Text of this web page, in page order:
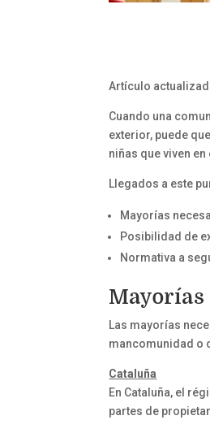
Artículo
Cuando una
exterior, puede
niñas que viven
Llegados a este
Mayorías
Posibilidad de
Normativa a
Mayorías
Las mayorías
mancomunidad o
Cataluña
En Cataluña, el
partes de